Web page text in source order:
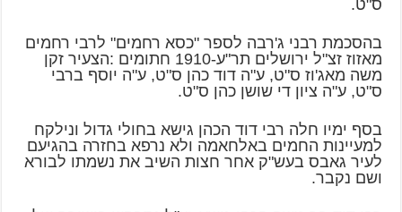
ס"ט.
בהסכמת רבני ג'רבה לספר "כסא רחמים" לרבי רחמים
מאזוז זצ"ל ירושלים תר"ע-1910 חתומים :הצעיר זקן
משה מאג'וז ס"ט, ע"ה דוד כהן ס"ט, ע"ה יוסף ברבי
ס"ט, ע"ה ציון די שושן כהן ס"ט.
בסף ימיו חלה רבי דוד הכהן גישא בחולי גדול ונילקח
למעיינות החמים באלחאמה ולא נרפא בחזרה בהגיעם
לעיר גאבס בעש"ק אחר חצות השיב את נשמתו לבורא
ושם נקבר.